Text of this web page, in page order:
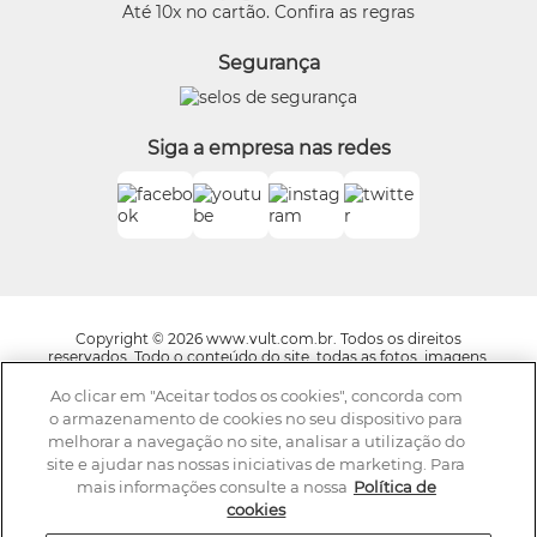
Trocas e Devoluções
Beleza na Web
Boticário Internacional
Até 10x no cartão. Confira as regras
Segurança
Siga a empresa nas redes
Copyright © 2026 www.vult.com.br. Todos os direitos
reservados. Todo o conteúdo do site, todas as fotos, imagens,
layout, trade dress, aqui veiculados são de propriedade exclusiva
da Boticário Produto de Beleza Ltda. É vedada qualquer
reprodução, total ou parcial, de qualquer elemento de
identidade, sem expressa autorização. A violação de qualquer
direito mencionado implicará na responsabilização cível e
criminal nos termos da Lei. Os preços dos produtos estão
sujeitos a alteração sem aviso prévio.
Ao clicar em "Aceitar todos os cookies", concorda com
o armazenamento de cookies no seu dispositivo para
melhorar a navegação no site, analisar a utilização do
site e ajudar nas nossas iniciativas de marketing. Para
mais informações consulte a nossa Política de
cookies